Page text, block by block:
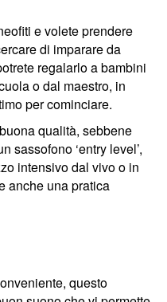
e volete prendere
di imparare da
regalarlo a bambini
o dal maestro, in
per cominciare.
qualità, sebbene
sassofono ‘entry level’,
intensivo dal vivo o in
anche una pratica
questo